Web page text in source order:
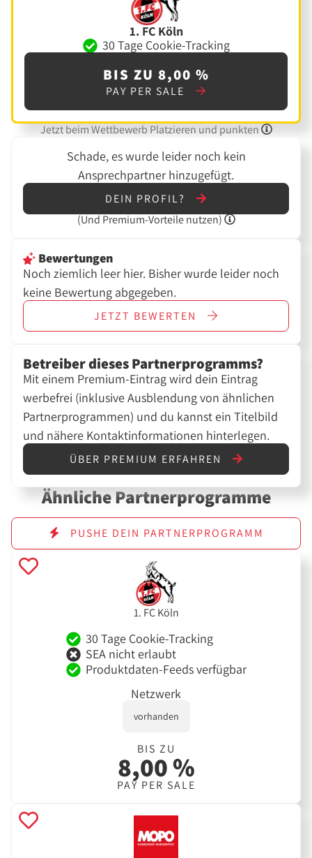
1. FC Köln
30 Tage Cookie-Tracking
BIS ZU 8,00 %
PAY PER SALE
Jetzt beim Wettbewerb Platzieren und punkten
Schade, es wurde leider noch kein
Ansprechpartner hinzugefügt.
DEIN PROFIL?
(Und Premium-Vorteile nutzen)
Bewertungen
Noch ziemlich leer hier. Bisher wurde leider noch
keine Bewertung abgegeben.
JETZT BEWERTEN
Betreiber dieses Partnerprogramms?
Mit einem Premium-Eintrag wird dein Eintrag
werbefrei (inklusive Ausblendung von ähnlichen
Partnerprogrammen) und du kannst ein Titelbild
und nähere Kontaktinformationen hinterlegen.
ÜBER PREMIUM ERFAHREN
Ähnliche Partnerprogramme
PUSHE DEIN PARTNERPROGRAMM
1. FC Köln
30 Tage Cookie-Tracking
SEA nicht erlaubt
Produktdaten-Feeds verfügbar
Netzwerk
vorhanden
BIS ZU
8,00 %
PAY PER SALE